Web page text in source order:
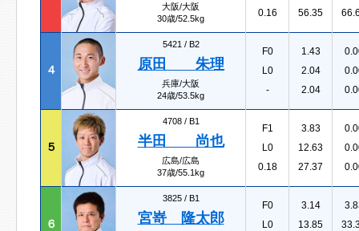
大阪/大阪
30歳/52.5kg
0.16
56.35
４
5421 / B2
原田 朱理
兵庫/大阪
24歳/53.5kg
F0
L0
-
1.43
2.04
2.04
５
4708 / B1
半田 尚也
広島/広島
37歳/55.1kg
F1
L0
0.18
3.83
12.63
27.37
６
3825 / B1
宮嵜 隆太郎
F0
L0
3.14
13.85